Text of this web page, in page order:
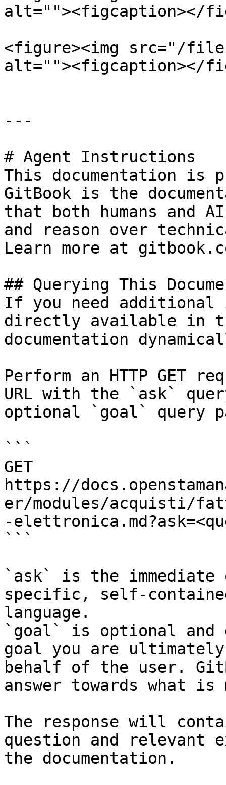
alt=""><figcaption></
<figure><img src="/files/
alt=""><figcaption></
---
# Agent Instructions
This documentation is
GitBook is the
that both humans and
and reason over
Learn more at
## Querying This
If you need
directly available in
documentation
Perform an HTTP GET
URL with the `ask`
optional `goal` query
```
GET
https://
er/modules/acquisti/
-
```
`ask` is the
specific, self-
language.
`goal` is optional and
goal you are
behalf of the user.
answer towards what
The response will
question and relevant
the documentation.